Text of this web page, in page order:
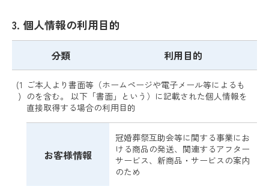
3. 個人情報の利用目的
分類 利用目的
(1
)
ご本人より書面等（ホームページや電子メール等によるも
のを含む。 以下「書面」という）に記載された個人情報を
直接取得する場合の利用目的
お客様情報
冠婚葬祭互助会等に関する事業にお
ける商品の発送、関連するアフター
サービス、新商品・サービスの案内
のため